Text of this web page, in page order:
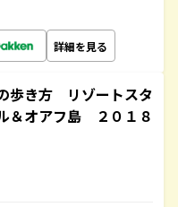
詳細を見る
歩き方 リゾートスタ
＆オアフ島 ２０１８